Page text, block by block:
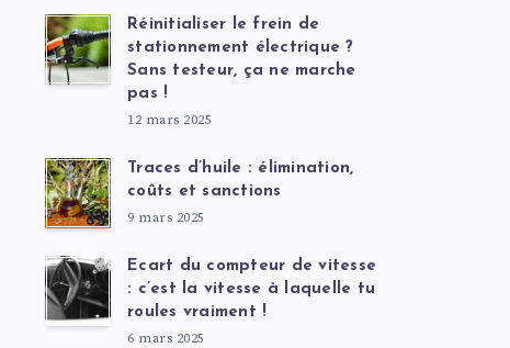
Réinitialiser le frein de
stationnement électrique ?
Sans testeur, ça ne marche
pas !
12 mars 2025
Traces d’huile : élimination,
coûts et sanctions
9 mars 2025
Ecart du compteur de vitesse
: c’est la vitesse à laquelle tu
roules vraiment !
6 mars 2025